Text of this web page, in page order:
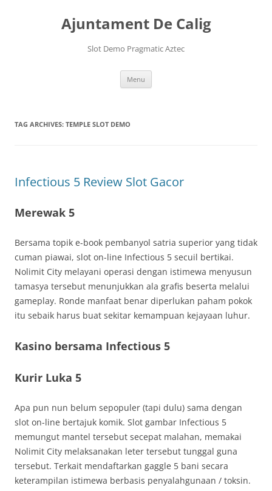
Ajuntament De Calig
Slot Demo Pragmatic Aztec
Menu
TAG ARCHIVES: TEMPLE SLOT DEMO
Infectious 5 Review Slot Gacor
Merewak 5
Bersama topik e-book pembanyol satria superior yang tidak
cuman piawai, slot on-line Infectious 5 secuil bertikai.
Nolimit City melayani operasi dengan istimewa menyusun
tamasya tersebut menunjukkan ala grafis beserta melalui
gameplay. Ronde manfaat benar diperlukan paham pokok
itu sebaik harus buat sekitar kemampuan kejayaan luhur.
Kasino bersama Infectious 5
Kurir Luka 5
Apa pun nun belum sepopuler (tapi dulu) sama dengan
slot on-line bertajuk komik. Slot gambar Infectious 5
memungut mantel tersebut secepat malahan, memakai
Nolimit City melaksanakan leter tersebut tunggal guna
tersebut. Terkait mendaftarkan gaggle 5 bani secara
keterampilan istimewa berbasis penyalahgunaan / toksin.